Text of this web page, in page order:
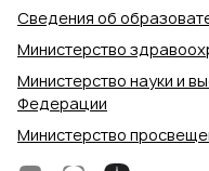
Сведения об
Министерство
Министерство науки и
Федерации
Министерство